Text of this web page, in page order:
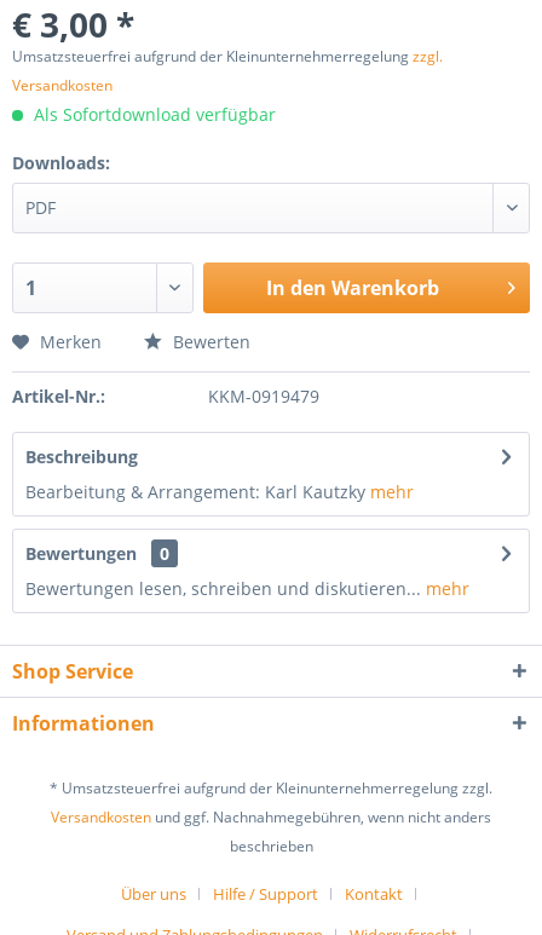
€ 3,00 *
Umsatzsteuerfrei aufgrund der Kleinunternehmerregelungzzgl.
Versandkosten
Als Sofortdownload verfügbar
Downloads:
In den Warenkorb
Merken Bewerten
Artikel-Nr.: KKM-0919479
Beschreibung
Bearbeitung & Arrangement: Karl Kautzky mehr
Bewertungen
0
Bewertungen lesen, schreiben und diskutieren... mehr
Shop Service
Informationen
* Umsatzsteuerfrei aufgrund der Kleinunternehmerregelung zzgl.
Versandkosten und ggf. Nachnahmegebühren, wenn nicht anders
beschrieben
Über uns Hilfe / Support
Kontakt